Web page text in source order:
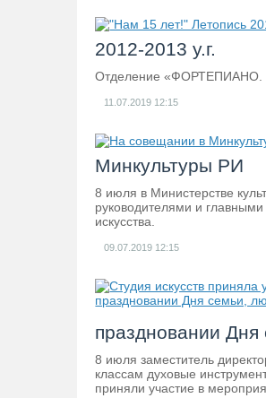
2012-2013 у.г.
Отделение «ФОРТЕПИАНО.
11.07.2019 12:15
Минкультуры РИ
8 июля в Министерстве
руководителями и
искусства.
09.07.2019 12:15
праздновании
8 июля заместитель
классам духовые
приняли участие в